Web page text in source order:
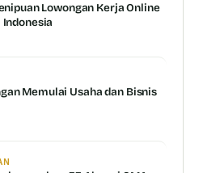
Lowongan Kerja Online
Memulai Usaha dan Bisnis